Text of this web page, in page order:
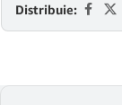
Distribuie: